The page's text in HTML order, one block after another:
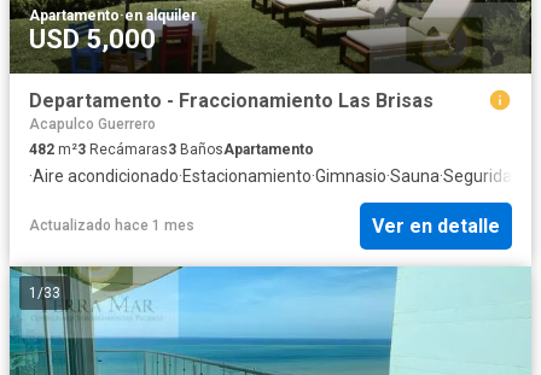
Apartamento·en alquiler
USD 5,000
Departamento - Fraccionamiento Las Brisas
Acapulco Guerrero
482 m²3 Recámaras3 BañosApartamento
·Aire acondicionado·Estacionamiento·Gimnasio·Sauna·Seguridad
Actualizado hace 1 mes Ver en detalle
1 /33